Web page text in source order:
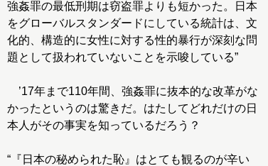
強姦罪の最低刑期は窃盗罪よりも短かった。日本
をグローバルスタンダードにしている統計は、文
化的、構造的に女性に対する性的暴行が深刻な問
題として扱われていないことを示唆している”
’17年まで110年間、強姦罪に抜本的な改革がな
かったというのは驚きだ。はたしてどれだけの日
本人がその事実を知っているだろう？
“『日本の秘められた恥』はとても観るのが辛い